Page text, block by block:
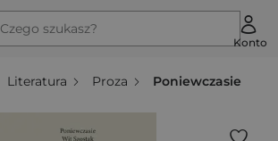
Czego szukasz?
Konto
Literatura Proza Poniewczasie